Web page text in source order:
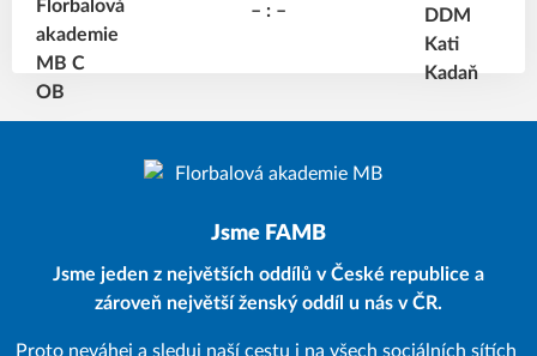
– : –
Jsme FAMB
Jsme jeden z největších oddílů v České republice a
zároveň největší ženský oddíl u nás v ČR.
Proto neváhej a sleduj naší cestu i na všech sociálních sítích